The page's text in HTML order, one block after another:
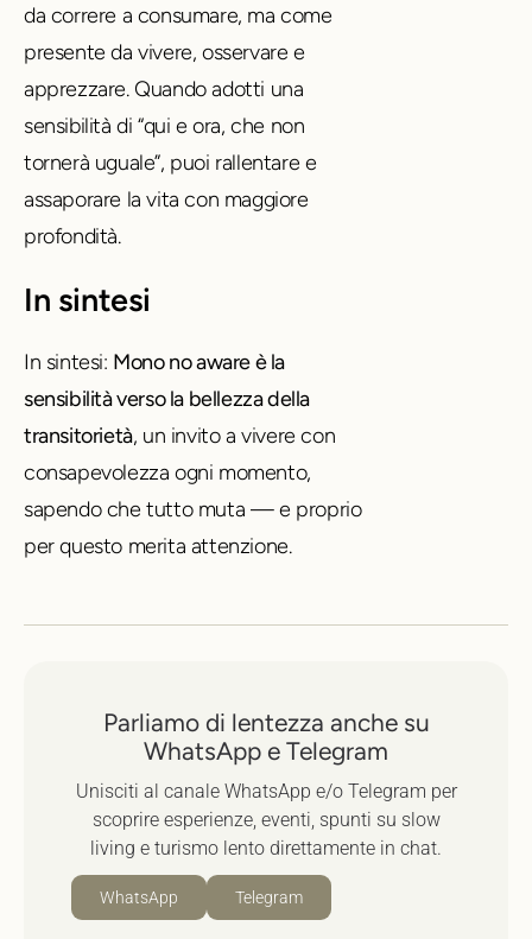
da correre a consumare, ma come
presente da vivere, osservare e
apprezzare. Quando adotti una
sensibilità di “qui e ora, che non
tornerà uguale”, puoi rallentare e
assaporare la vita con maggiore
profondità.
In sintesi
In sintesi: Mono no aware è la
sensibilità verso la bellezza della
transitorietà, un invito a vivere con
consapevolezza ogni momento,
sapendo che tutto muta — e proprio
per questo merita attenzione.
Parliamo di lentezza anche su
WhatsApp e Telegram
Unisciti al canale WhatsApp e/o Telegram per
scoprire esperienze, eventi, spunti su slow
living e turismo lento direttamente in chat.
WhatsApp Telegram